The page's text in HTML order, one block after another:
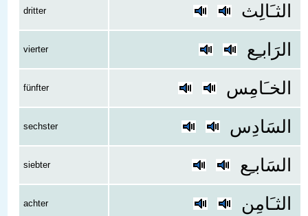
dritter الثـَالِث
vierter الرَابـِع
fünfter الخـَامِس
sechster السَادِس
siebter السَابـِع
achter الثـَامِن